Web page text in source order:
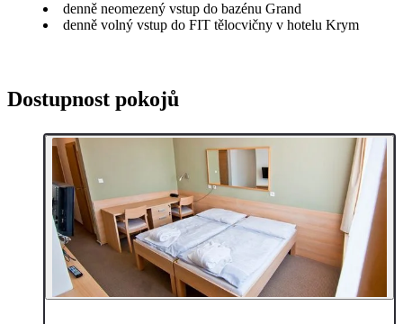
denně neomezený vstup do bazénu Grand
denně volný vstup do FIT tělocvičny v hotelu Krym
Dostupnost pokojů